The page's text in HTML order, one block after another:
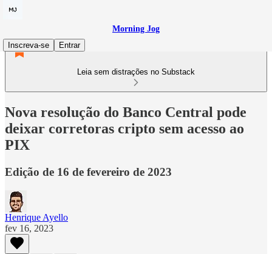
Morning Jog
Inscreva-se
Entrar
Leia sem distrações no Substack
Nova resolução do Banco Central pode
deixar corretoras cripto sem acesso ao
PIX
Edição de 16 de fevereiro de 2023
Henrique Ayello
fev 16, 2023